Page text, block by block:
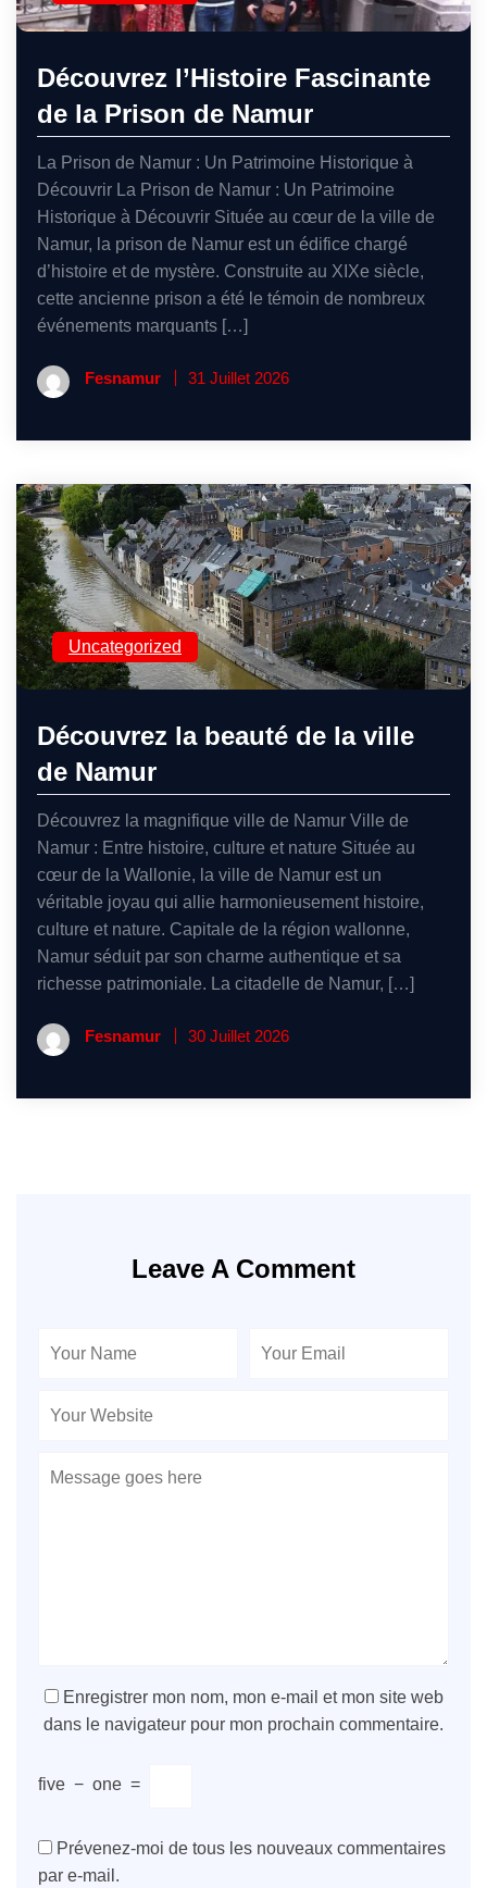
Découvrez l’Histoire Fascinante
de la Prison de Namur
La Prison de Namur : Un Patrimoine Historique à
Découvrir La Prison de Namur : Un Patrimoine
Historique à Découvrir Située au cœur de la ville de
Namur, la prison de Namur est un édifice chargé
d’histoire et de mystère. Construite au XIXe siècle,
cette ancienne prison a été le témoin de nombreux
événements marquants […]
Fesnamur 31 Juillet 2026
Uncategorized
Découvrez la beauté de la ville
de Namur
Découvrez la magnifique ville de Namur Ville de
Namur : Entre histoire, culture et nature Située au
cœur de la Wallonie, la ville de Namur est un
véritable joyau qui allie harmonieusement histoire,
culture et nature. Capitale de la région wallonne,
Namur séduit par son charme authentique et sa
richesse patrimoniale. La citadelle de Namur, […]
Fesnamur 30 Juillet 2026
Leave A Comment
Enregistrer mon nom, mon e-mail et mon site web
dans le navigateur pour mon prochain commentaire.
five − one =
Prévenez-moi de tous les nouveaux commentaires
par e-mail.